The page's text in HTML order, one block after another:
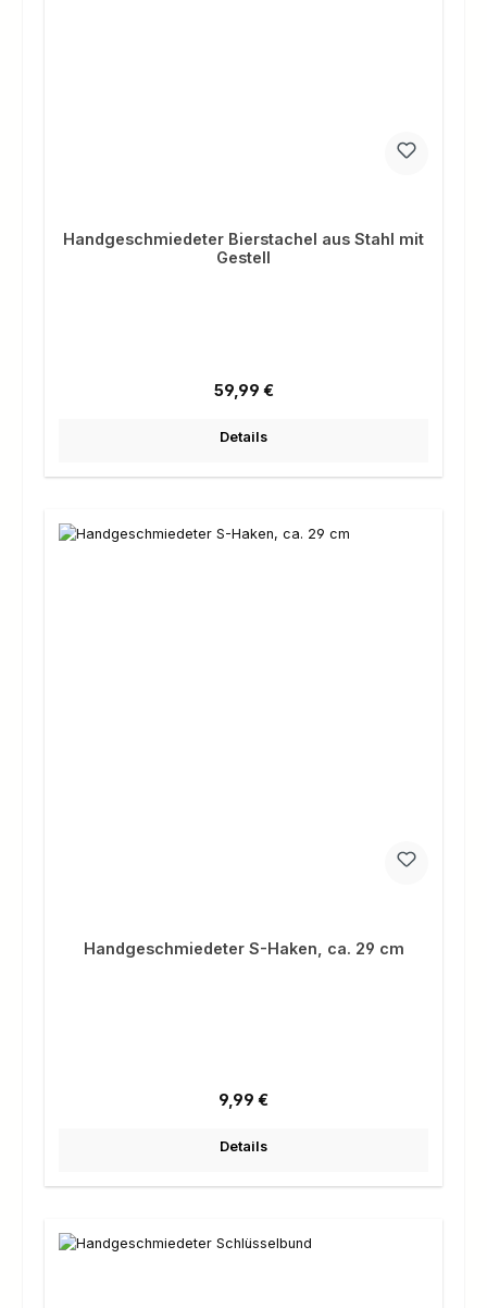
Handgeschmiedeter Bierstachel aus Stahl mit
Gestell
Regulärer Preis:
59,99 €
Details
Handgeschmiedeter S-Haken, ca. 29 cm
Regulärer Preis:
9,99 €
Details